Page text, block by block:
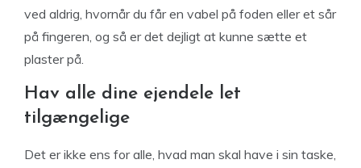
ved aldrig, hvornår du får en vabel på foden eller et sår
på fingeren, og så er det dejligt at kunne sætte et
plaster på.
Hav alle dine ejendele let
tilgængelige
Det er ikke ens for alle, hvad man skal have i sin taske,